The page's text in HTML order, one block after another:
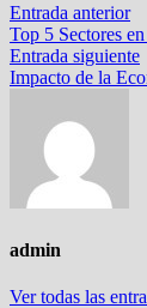
Navegación
de
entradas
Entrada anterior
Top 5 Sectores
Entrada siguiente
Impacto de la
admin
Ver todas las